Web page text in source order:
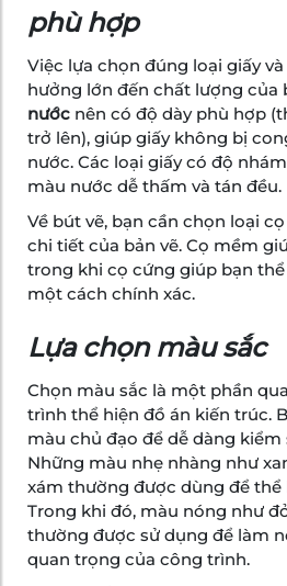
phù hợp
Việc lựa chọn đúng loại giấy
hưởng lớn đến chất lượng của
nước nên có độ dày phù hợp
trở lên), giúp giấy không bị
nước. Các loại giấy có độ
màu nước dễ thấm và tán đều.
Về bút vẽ, bạn cần chọn loại
chi tiết của bản vẽ. Cọ mềm
trong khi cọ cứng giúp bạn
một cách chính xác.
Lựa chọn màu sắc
Chọn màu sắc là một phần
trình thể hiện đồ án kiến trúc.
màu chủ đạo để dễ dàng
Những màu nhẹ nhàng như
xám thường được dùng để thể
Trong khi đó, màu nóng như
thường được sử dụng để làm
quan trọng của công trình.